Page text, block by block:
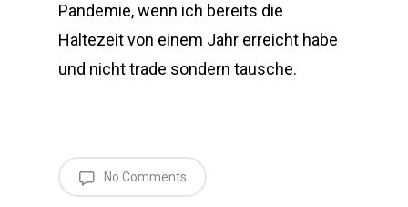
Pandemie, wenn ich bereits die
Haltezeit von einem Jahr erreicht habe
und nicht trade sondern tausche.
No Comments